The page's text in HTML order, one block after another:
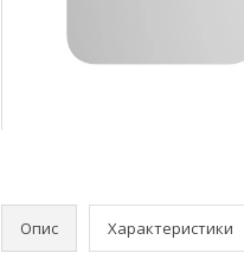
Опис Характеристики